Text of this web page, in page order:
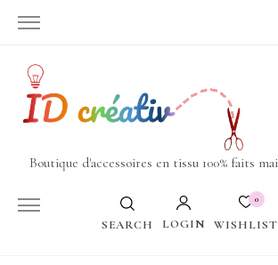
Boutique d'accessoires en tissu 100% faits
SEARCH LOGIN
0
WISHLIST